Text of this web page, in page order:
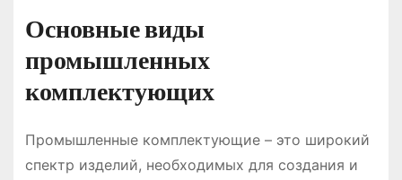
Основные виды
промышленных
комплектующих
Промышленные комплектующие – это широкий
спектр изделий, необходимых для создания и